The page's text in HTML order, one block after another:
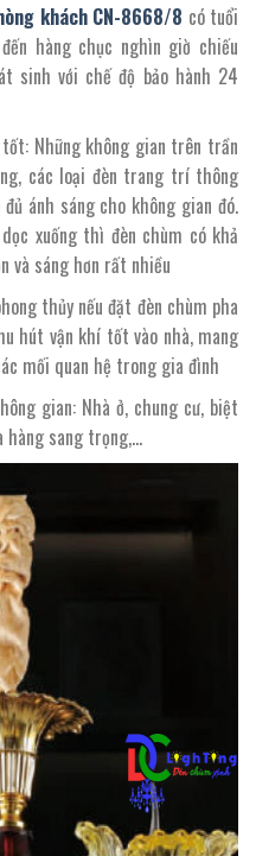
khách CN-8668/8 có tuổi
hàng chục nghìn giờ chiếu
sinh với chế độ bảo hành 24
tốt: Những không gian trên trần
các loại đèn trang trí thông
ánh sáng cho không gian đó.
xuống thì đèn chùm có khả
và sáng hơn rất nhiều
thủy nếu đặt đèn chùm pha
hút vận khí tốt vào nhà, mang
mối quan hệ trong gia đình
gian: Nhà ở, chung cư, biệt
hàng sang trọng,…